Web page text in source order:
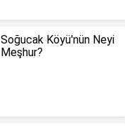
Soğucak Köyü'nün Neyi
Meşhur?